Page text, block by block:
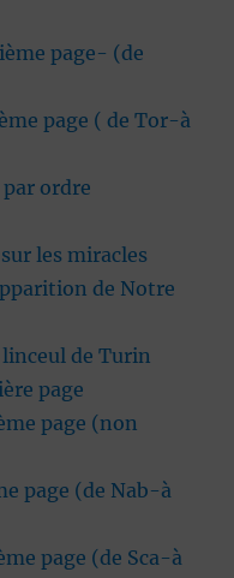
page- (de
page ( de Tor-à
ordre
les miracles
de Notre
de Turin
page
page (non
page (de Nab-à
page (de Sca-à